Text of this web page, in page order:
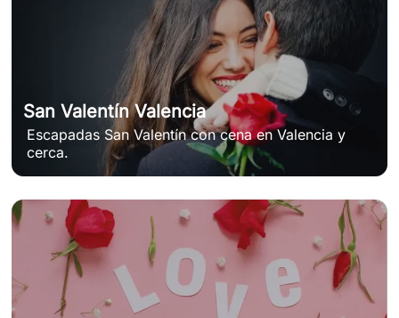
San Valentín Valencia
Escapadas San Valentín con cena en Valencia y
cerca.